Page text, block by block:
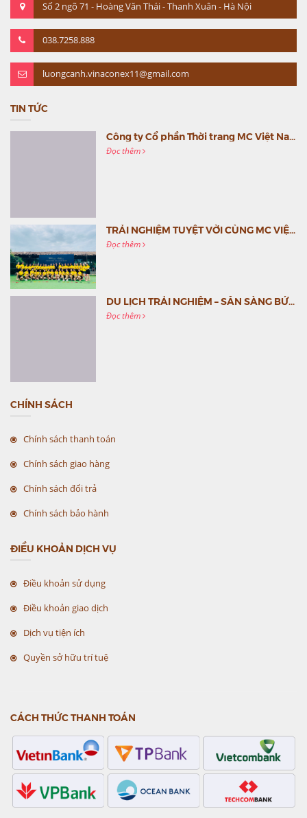
Số 2 ngõ 71 - Hoàng Văn Thái - Thanh Xuân - Hà Nội
038.7258.888
luongcanh.vinaconex11@gmail.com
TIN TỨC
Công ty Cổ phần Thời trang MC Việt Nam (MC Fashion) tổ chức Gala mừng sinh nhật lần thứ 9
Đọc thêm
TRẢI NGHIỆM TUYỆT VỜI CÙNG MC VIỆT NAM
Đọc thêm
DU LỊCH TRẢI NGHIỆM – SẴN SÀNG BỨT PHÁ CÙNG MC VIỆT NAM
Đọc thêm
CHÍNH SÁCH
Chính sách thanh toán
Chính sách giao hàng
Chính sách đổi trả
Chính sách bảo hành
ĐIỀU KHOẢN DỊCH VỤ
Điều khoản sử dụng
Điều khoản giao dịch
Dịch vụ tiện ích
Quyền sở hữu trí tuệ
CÁCH THỨC THANH TOÁN